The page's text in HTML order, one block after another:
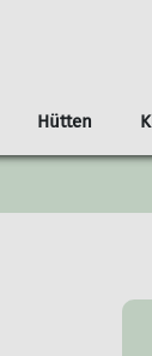
Sektionsheft
Deine
Hütten
Haus
Kletterturm